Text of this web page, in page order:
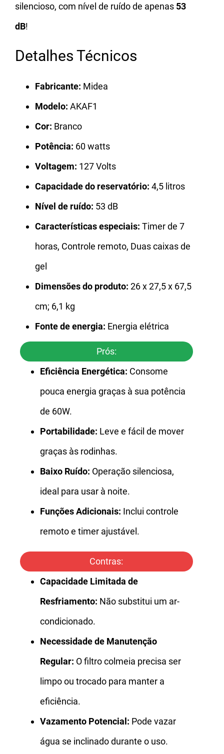
silencioso, com nível de ruído de apenas 53
dB!
Detalhes Técnicos
Fabricante: Midea
Modelo: AKAF1
Cor: Branco
Potência: 60 watts
Voltagem: 127 Volts
Capacidade do reservatório: 4,5 litros
Nível de ruído: 53 dB
Características especiais: Timer de 7
horas, Controle remoto, Duas caixas de
gel
Dimensões do produto: 26 x 27,5 x 67,5
cm; 6,1 kg
Fonte de energia: Energia elétrica
Prós:
Eficiência Energética: Consome
pouca energia graças à sua potência
de 60W.
Portabilidade: Leve e fácil de mover
graças às rodinhas.
Baixo Ruído: Operação silenciosa,
ideal para usar à noite.
Funções Adicionais: Inclui controle
remoto e timer ajustável.
Contras:
Capacidade Limitada de
Resfriamento: Não substitui um ar-
condicionado.
Necessidade de Manutenção
Regular: O filtro colmeia precisa ser
limpo ou trocado para manter a
eficiência.
Vazamento Potencial: Pode vazar
água se inclinado durante o uso.